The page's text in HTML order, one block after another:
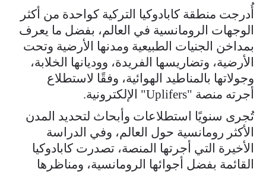
أُدرجت منطقة كابادوكيا التركية كواحدة من أكثر
الوجهات الرومانسية في العالم، بفضل ما يعرف
بمداخن الجنيات الطبيعية ومدنها الأرضية وتحت
الأرضية، وتضاريسها الفريدة، ووديانها الخلابة،
وجولاتها بالمناطيد الهوائية، وفقًا لاستطلاع
أجرته منصة "Uplifers" الإلكترونية.
تُجرى سنويًا استطلاعات وأبحاث لتحديد المدن
الأكثر رومانسية حول العالم، وفي الدراسة
الأخيرة التي أجرتها المنصة، تصدرت كابادوكيا
القائمة بفضل أجوائها الرومانسية، ومناظرها